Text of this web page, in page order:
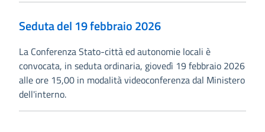
Seduta del 19 febbraio 2026
La Conferenza Stato-città ed autonomie locali è
convocata, in seduta ordinaria, giovedì 19 febbraio 2026
alle ore 15,00 in modalità videoconferenza dal Ministero
dell'interno.